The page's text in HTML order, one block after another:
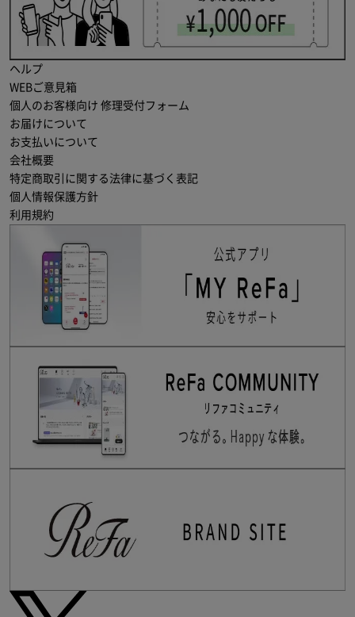
ヘルプ
WEBご意見箱
個人のお客様向け 修理受付フォーム
お届けについて
お支払いについて
会社概要
特定商取引に関する法律に基づく表記
個人情報保護方針
利用規約